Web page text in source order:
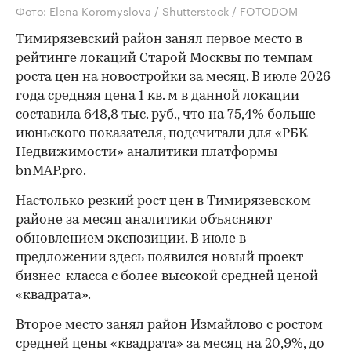
Фото: Elena Koromyslova / Shutterstock / FOTODOM
Тимирязевский район занял первое место в
рейтинге локаций Старой Москвы по темпам
роста цен на новостройки за месяц. В июле 2026
года средняя цена 1 кв. м в данной локации
составила 648,8 тыс. руб., что на 75,4% больше
июньского показателя, подсчитали для «РБК
Недвижимости» аналитики платформы
bnMAP.pro.
Настолько резкий рост цен в Тимирязевском
районе за месяц аналитики объясняют
обновлением экспозиции. В июле в
предложении здесь появился новый проект
бизнес-класса с более высокой средней ценой
«квадрата».
Второе место занял район Измайлово с ростом
средней цены «квадрата» за месяц на 20,9%, до